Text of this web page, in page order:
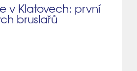
v Klatovech: první
bruslařů